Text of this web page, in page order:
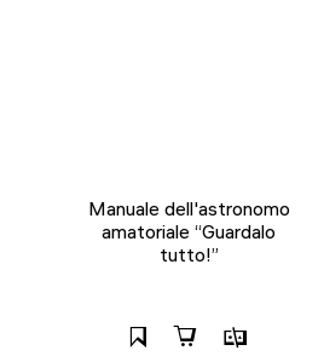
Manuale dell'astronomo
amatoriale “Guardalo
tutto!”